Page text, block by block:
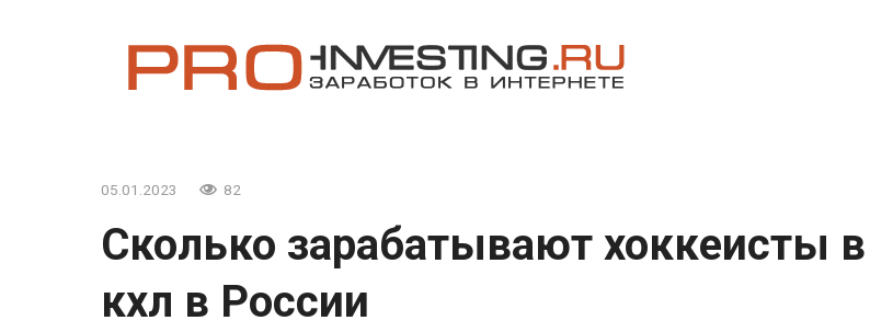
05.01.2023 82
Сколько зарабатывают хоккеисты в
кхл в России